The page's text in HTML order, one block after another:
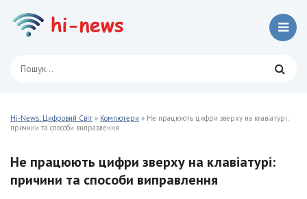
Hi-News: Цифровий Світ » Компютери » Не працюють цифри зверху на клавіатурі:
причини та способи виправлення
Не працюють цифри зверху на клавіатурі:
причини та способи виправлення